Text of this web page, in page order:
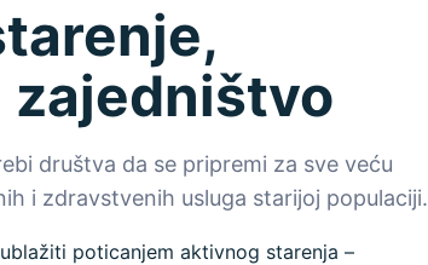
zajedništvo
društva da se pripremi za sve veću
i zdravstvenih usluga starijoj populaciji.
poticanjem aktivnog starenja –